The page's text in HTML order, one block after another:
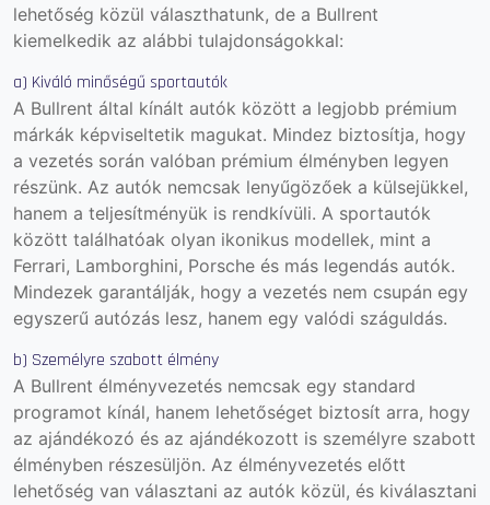
lehetőség közül választhatunk, de a Bullrent
kiemelkedik az alábbi tulajdonságokkal:
a) Kiváló minőségű sportautók
A Bullrent által kínált autók között a legjobb prémium
márkák képviseltetik magukat. Mindez biztosítja, hogy
a vezetés során valóban prémium élményben legyen
részünk. Az autók nemcsak lenyűgözőek a külsejükkel,
hanem a teljesítményük is rendkívüli. A sportautók
között találhatóak olyan ikonikus modellek, mint a
Ferrari, Lamborghini, Porsche és más legendás autók.
Mindezek garantálják, hogy a vezetés nem csupán egy
egyszerű autózás lesz, hanem egy valódi száguldás.
b) Személyre szabott élmény
A Bullrent élményvezetés nemcsak egy standard
programot kínál, hanem lehetőséget biztosít arra, hogy
az ajándékozó és az ajándékozott is személyre szabott
élményben részesüljön. Az élményvezetés előtt
lehetőség van választani az autók közül, és kiválasztani